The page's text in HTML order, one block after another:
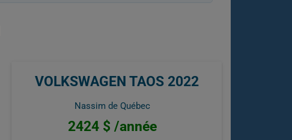
VOLKSWAGEN TAOS 2022
Nassim de Québec
2424 $ /année